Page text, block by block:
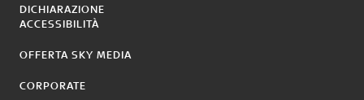
DICHIARAZIONE
ACCESSIBILITÀ
OFFERTA SKY MEDIA
CORPORATE